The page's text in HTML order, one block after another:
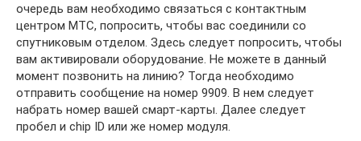
очередь вам необходимо связаться с контактным
центром МТС, попросить, чтобы вас соединили со
спутниковым отделом. Здесь следует попросить, чтобы
вам активировали оборудование. Не можете в данный
момент позвонить на линию? Тогда необходимо
отправить сообщение на номер 9909. В нем следует
набрать номер вашей смарт-карты. Далее следует
пробел и chip ID или же номер модуля.